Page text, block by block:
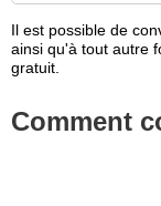
Il est possible de
ainsi qu'à tout autre
gratuit.
Comment